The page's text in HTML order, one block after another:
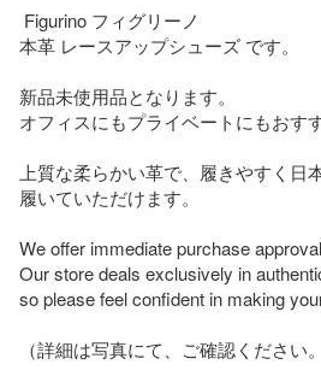
本革 レースアップシューズ です
新品未使用品となります。
オフィスにもプライベートにもおすす
上質な柔らかい革で、履きやすく日
履いていただけます。
We offer immediate purchase
Our store deals exclusively in
so please feel confident in making
（詳細は写真にて、ご確認ください。